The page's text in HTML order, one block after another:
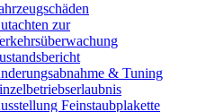
zur
& Tuning
Feinstaubplakette